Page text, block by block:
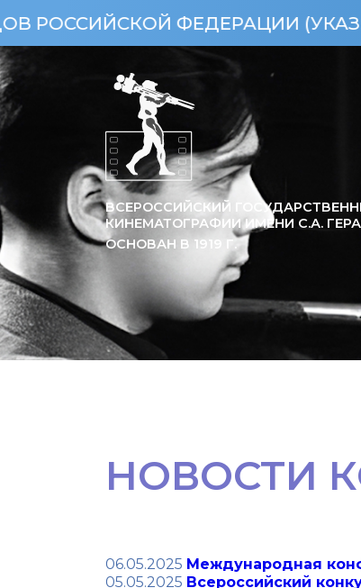
ФЕДЕРАЦИИ (УКАЗ
ВСЕРОССИЙСКИЙ
КИНЕМАТОГРАФИИ ИМЕНИ С.А.
ОСНОВАН В 1919 Г.
НОВОСТИ
06.05.2025 Международная
05.05.2025 Всероссийский